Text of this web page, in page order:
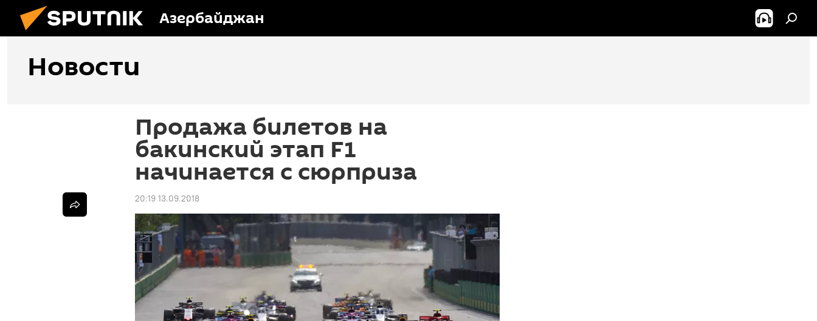
Азербайджан
Новости
Продажа билетов на
бакинский этап F1
начинается с сюрприза
20:19 13.09.2018